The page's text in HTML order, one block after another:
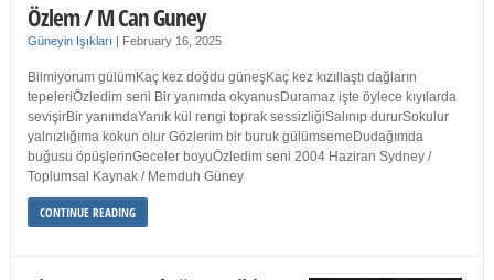
Özlem / M Can Guney
Güneyin Işıkları | February 16, 2025
Bilmiyorum gülümKaç kez doğdu güneşKaç kez kızıllaştı dağların
tepeleriÖzledim seni Bir yanımda okyanusDuramaz işte öylece kıyılarda
sevişirBir yanımdaYanık kül rengi toprak sessizliğiSalınıp dururSokulur
yalnızlığıma kokun olur Gözlerim bir buruk gülümsemeDudağımda
buğusu öpüşlerinGeceler boyuÖzledim seni 2004 Haziran Sydney /
Toplumsal Kaynak / Memduh Güney
CONTINUE READING